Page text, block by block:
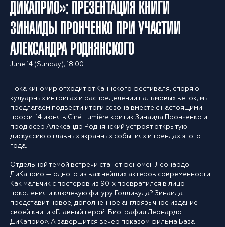
ДИКАПРИО»: ПРЕЗЕНТАЦИЯ КНИГИ
ЗИНАИДЫ ПРОНЧЕНКО ПРИ УЧАСТИИ
АЛЕКСАНДРА РОДНЯНСКОГО
June 14 (Sunday), 18:00
Пока киномир отходит от Каннского фестиваля, споря о
кулуарных интригах и распределении пальмовых веток, мы
предлагаем подвести итоги сезона вместе с настоящими
профи. 14 июня в Ciné Lumière критик Зинаида Пронченко и
продюсер Александр Роднянский устроят открытую
дискуссию о главных экранных событиях и трендах этого
года.
Отдельной темой встречи станет феномен Леонардо
ДиКаприо — одного из важнейших актеров современности.
Как мальчик с постеров из 90-х превратился в лицо
поколения и ключевую фигуру Голливуда? Зинаида
представит новое, дополненное англоязычное издание
своей книги «Главный герой. Биография Леонардо
ДиКаприо». А завершится вечер показом фильма База